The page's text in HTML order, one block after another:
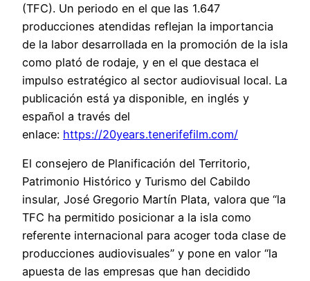
(TFC). Un periodo en el que las 1.647
producciones atendidas reflejan la importancia
de la labor desarrollada en la promoción de la isla
como plató de rodaje, y en el que destaca el
impulso estratégico al sector audiovisual local. La
publicación está ya disponible, en inglés y
español a través del
enlace: https://20years.tenerifefilm.com/
El consejero de Planificación del Territorio,
Patrimonio Histórico y Turismo del Cabildo
insular, José Gregorio Martín Plata, valora que “la
TFC ha permitido posicionar a la isla como
referente internacional para acoger toda clase de
producciones audiovisuales” y pone en valor “la
apuesta de las empresas que han decidido